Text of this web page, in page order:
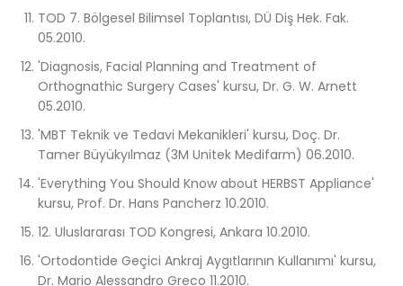
TOD 7. Bölgesel Bilimsel Toplantısı, DÜ Diş Hek. Fak.
05.2010.
'Diagnosis, Facial Planning and Treatment of
Orthognathic Surgery Cases' kursu, Dr. G. W. Arnett
05.2010.
'MBT Teknik ve Tedavi Mekanikleri' kursu, Doç. Dr.
Tamer Büyükyılmaz (3M Unitek Medifarm) 06.2010.
'Everything You Should Know about HERBST Appliance'
kursu, Prof. Dr. Hans Pancherz 10.2010.
12. Uluslararası TOD Kongresi, Ankara 10.2010.
'Ortodontide Geçici Ankraj Aygıtlarının Kullanımı' kursu,
Dr. Mario Alessandro Greco 11.2010.